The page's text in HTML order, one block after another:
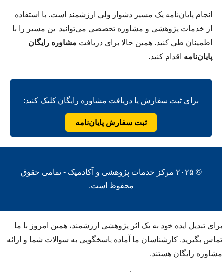
انجام پایان‌نامه یک مسیر دشوار ولی ارزشمند است. با استفاده
از خدمات پژوهشی و مشاوره تخصصی می‌توانید این مسیر را با
اطمینان طی کنید. همین حالا برای دریافت مشاوره رایگان
پایان‌نامه اقدام کنید.
برای ثبت سفارش یا دریافت مشاوره رایگان کلیک کنید:
ثبت سفارش پایان‌نامه
© ۲۰۲۵ مرکز خدمات پژوهشی و آکادمیک - تمامی حقوق
محفوظ است.
برای تبدیل ایده خود به یک اثر پژوهشی ارزشمند، همین امروز با ما
تماس بگیرید. کارشناسان ما آماده پاسخگویی به سوالات شما و ارائه
مشاوره رایگان هستند.